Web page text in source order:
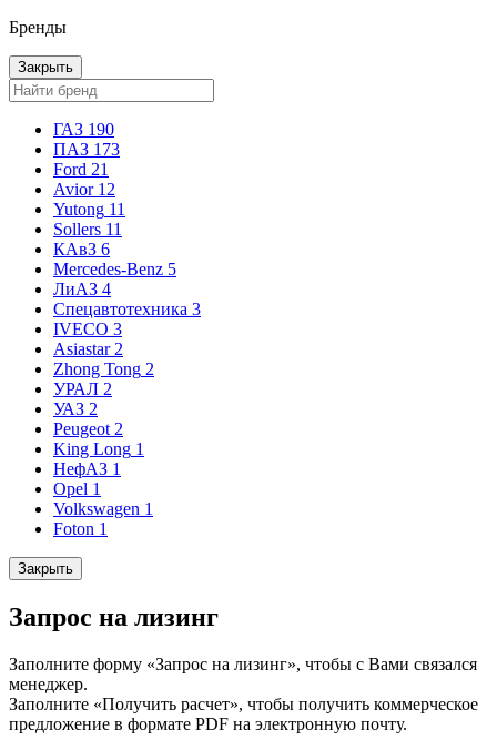
Бренды
Закрыть
ГАЗ 190
ПАЗ 173
Ford 21
Avior 12
Yutong 11
Sollers 11
КАвЗ 6
Mercedes-Benz 5
ЛиАЗ 4
Спецавтотехника 3
IVECO 3
Asiastar 2
Zhong Tong 2
УРАЛ 2
УАЗ 2
Peugeot 2
King Long 1
НефАЗ 1
Opel 1
Volkswagen 1
Foton 1
Закрыть
Запрос на лизинг
Заполните форму «Запрос на лизинг», чтобы с Вами связался
менеджер.
Заполните «Получить расчет», чтобы получить коммерческое
предложение в формате PDF на электронную почту.